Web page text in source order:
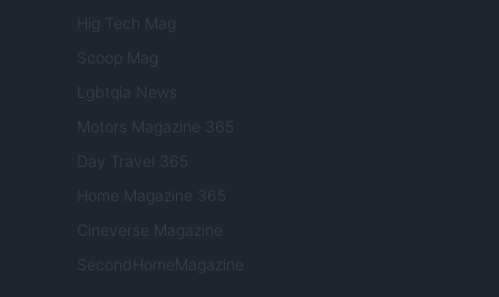
Hig Tech Mag
Scoop Mag
Lgbtqia News
Motors Magazine 365
Day Travel 365
Home Magazine 365
Cineverse Magazine
SecondHomeMagazine